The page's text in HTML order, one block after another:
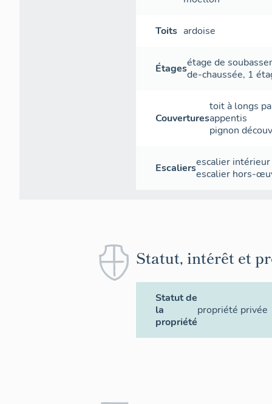
Toits ardoise
Étagesétage de
de-chaussée, 1
Couvertures
toit à longs
appentis
pignon
Escaliersescalier intérieur
escalier hors-
Statut, intérêt et
Statut de
la
propriété
propriété privée